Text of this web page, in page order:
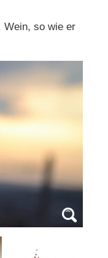
Wein, so wie er